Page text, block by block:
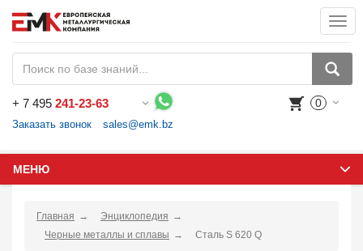
+ 7 495 241-23-63
Заказать звонок sales@emk.bz
0
МЕНЮ
Главная
Энциклопедия
Черные металлы и сплавы
Сталь S 620 Q